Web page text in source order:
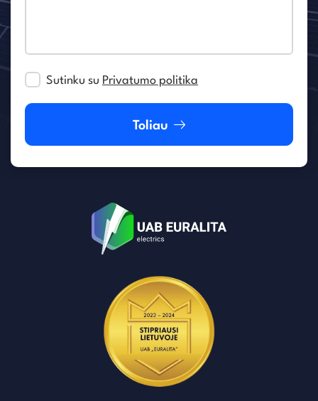
Sutinku su Privatumo politika
Toliau